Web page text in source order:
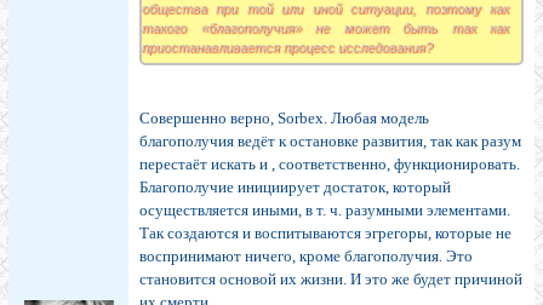
общества при той или иной ситуации, поэтому как
такого «благополучия» не может быть так как
приостанавливается процесс исследования?
Совершенно верно, Sorbex. Любая модель
благополучия ведёт к остановке развития, так как разум
перестаёт искать и , соответственно, функционировать.
Благополучие инициирует достаток, который
осуществляется иными, в т. ч. разумными элементами.
Так создаются и воспитываются эгрегоры, которые не
воспринимают ничего, кроме благополучия. Это
становится основой их жизни. И это же будет причиной